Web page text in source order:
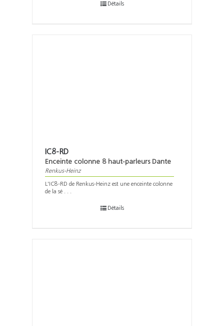
Détails
IC8-RD
Enceinte colonne 8 haut-parleurs Dante
Renkus-Heinz
L'IC8-RD de Renkus-Heinz est une enceinte colonne
de la sé . . .
Détails